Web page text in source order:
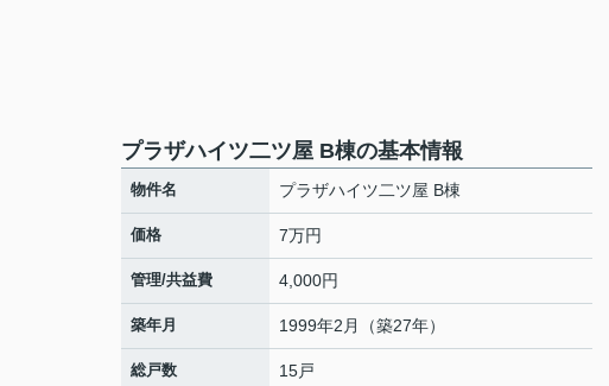
プラザハイツ二ツ屋 B棟の基本情報
物件名 プラザハイツ二ツ屋 B棟
価格 7万円
管理/共益費 4,000円
築年月 1999年2月（築27年）
総戸数 15戸